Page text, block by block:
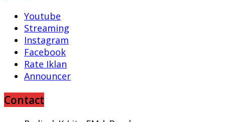
Youtube
Streaming
Instagram
Facebook
Rate Iklan
Announcer
Contact